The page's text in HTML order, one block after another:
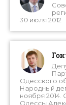
30 июля 2012
Одесского
Народный
ноября
Одессы